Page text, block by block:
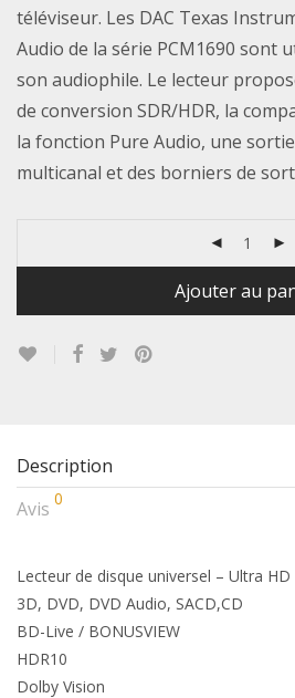
téléviseur. Les DAC Texas
Audio de la série PCM1690 sont
son audiophile. Le lecteur
de conversion SDR/HDR, la
la fonction Pure Audio, une
multicanal et des borniers de
Ajouter au
Description
Avis 0
Lecteur de disque universel – Ultra
3D, DVD, DVD Audio, SACD,CD
BD-Live / BONUSVIEW
HDR10
Dolby Vision